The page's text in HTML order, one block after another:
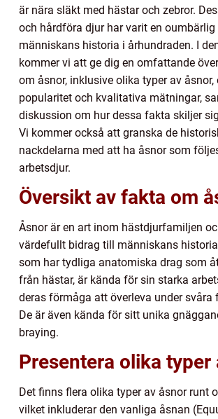
är nära släkt med hästar och zebror.
och hårdföra djur har varit en oumbärlig
människans historia i århundraden. I
kommer vi att ge dig en omfattande
om åsnor, inklusive olika typer av åsnor,
popularitet och kvalitativa mätningar,
diskussion om hur dessa fakta skiljer
Vi kommer också att granska de
nackdelarna med att ha åsnor som
arbetsdjur.
Översikt av fakta om
Åsnor är en art inom hästdjurfamiljen
värdefullt bidrag till människans
som har tydliga anatomiska drag som
från hästar, är kända för sin starka
deras förmåga att överleva under svåra
De är även kända för sitt unika
braying.
Presentera olika typer
Det finns flera olika typer av åsnor runt
vilket inkluderar den vanliga åsnan